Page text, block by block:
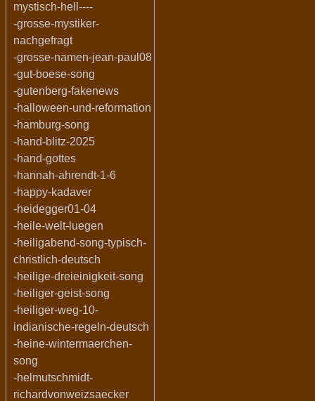
mystisch-hell----
-grosse-mystiker-
nachgefragt
-grosse-namen-jean-paul08
-gut-boese-song
-gutenberg-fakenews
-halloween-und-reformation
-hamburg-song
-hand-blitz-2025
-hand-gottes
-hannah-ahrendt-1-6
-happy-kadaver
-heidegger01-04
-heile-welt-luegen
-heiligabend-song-typisch-
christlich-deutsch
-heilige-dreieinigkeit-song
-heiliger-geist-song
-heiliger-weg-10-
indianische-regeln-deutsch
-heine-wintermaerchen-
song
-helmutschmidt-
richardvonweizsaecker